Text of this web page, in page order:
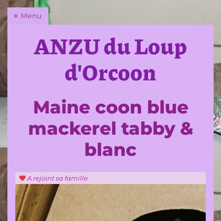
Chatterie
Loup
d'Orcoon
cette
Pourquoi
le
Maine
Coon
Menu
ANZU du Loup
d'Orcoon
Maine coon blue
mackerel tabby &
blanc
A rejoint sa famille